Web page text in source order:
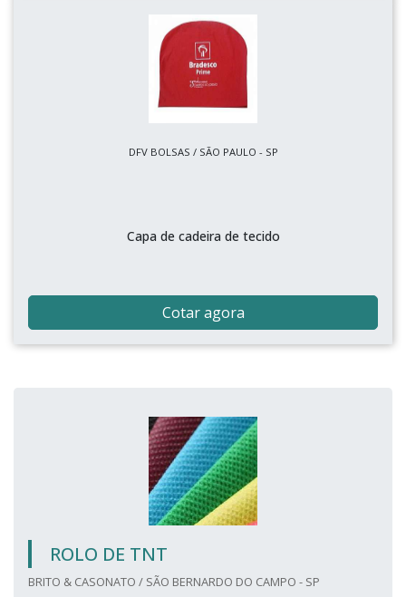
DFV BOLSAS / SÃO PAULO - SP
Capa de cadeira de tecido
Cotar agora
ROLO DE TNT
BRITO & CASONATO / SÃO BERNARDO DO CAMPO - SP